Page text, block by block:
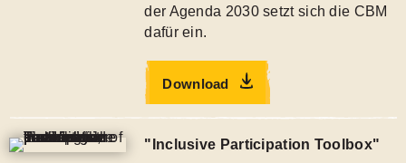
der Agenda 2030 setzt sich die CBM
dafür ein.
Download
"Inclusive Participation Toolbox"